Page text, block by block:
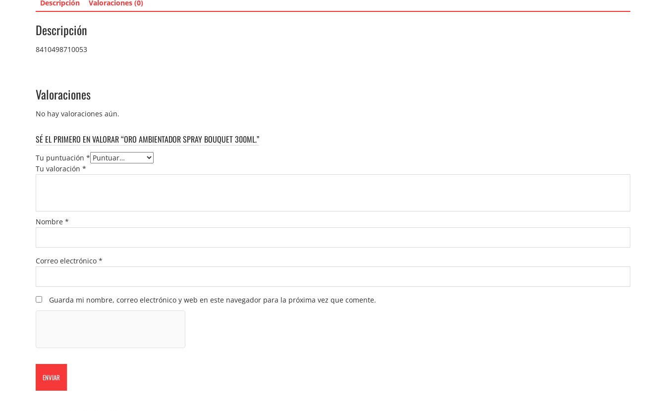
Descripción Valoraciones (0)
Descripción
8410498710053
Valoraciones
No hay valoraciones aún.
SÉ EL PRIMERO EN VALORAR “ORO AMBIENTADOR SPRAY BOUQUET 300ML.”
Tu puntuación *
Tu valoración *
Nombre *
Correo electrónico *
Guarda mi nombre, correo electrónico y web en este navegador para la próxima vez que comente.